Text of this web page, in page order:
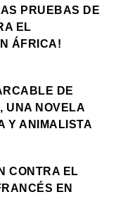
PRUEBAS DE
EL
ÁFRICA!
DE
UNA NOVELA
Y ANIMALISTA
CONTRA EL
EN